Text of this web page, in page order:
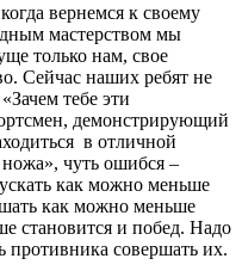
вернемся к своему
мастерством мы
только нам, свое
Сейчас наших ребят не
тебе эти
демонстрирующий
в отличной
чуть ошибся –
как можно меньше
как можно меньше
становится и побед. Надо
противника совершать их.